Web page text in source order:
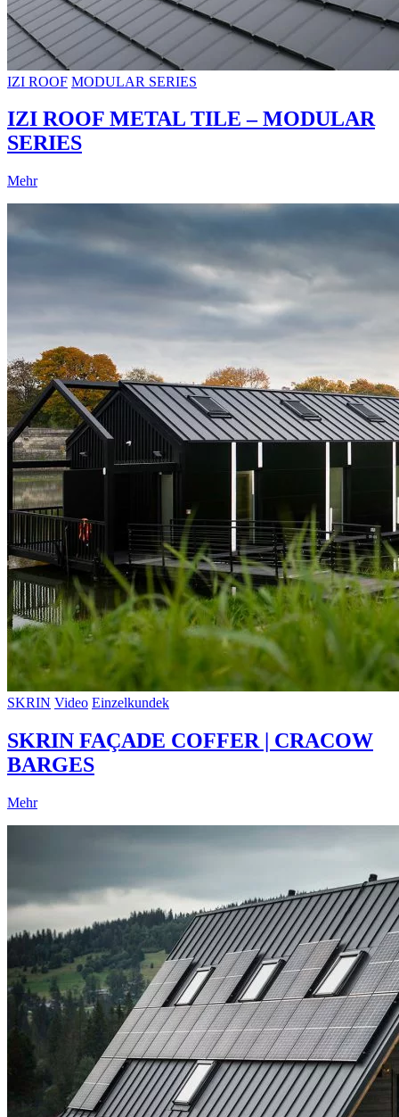
IZI ROOF MODULAR SERIES
IZI ROOF METAL TILE – MODULAR
SERIES
Mehr
SKRIN Video Einzelkundek
SKRIN FAÇADE COFFER | CRACOW
BARGES
Mehr